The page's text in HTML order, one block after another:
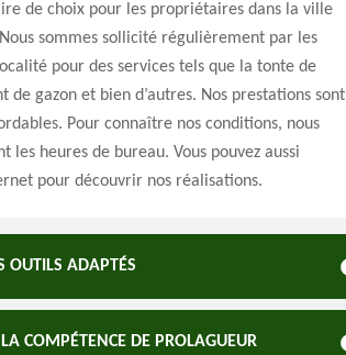
de choix pour les propriétaires dans la ville
sommes sollicité régulièrement par les
pour des services tels que la tonte de
de gazon et bien d’autres. Nos prestations sont
Pour connaître nos conditions, nous
les heures de bureau. Vous pouvez aussi
pour découvrir nos réalisations.
OUTILS ADAPTÉS
COMPÉTENCE DE PROLAGUEUR